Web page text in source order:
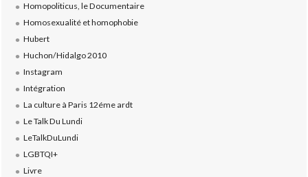
Homopoliticus, le Documentaire
Homosexualité et homophobie
Hubert
Huchon/Hidalgo 2010
Instagram
Intégration
La culture à Paris 12éme ardt
Le Talk Du Lundi
LeTalkDuLundi
LGBTQI+
Livre